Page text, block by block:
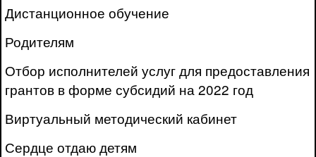
Дистанционное обучение
Родителям
Отбор исполнителей услуг для предоставления
грантов в форме субсидий на 2022 год
Виртуальный методический кабинет
Сердце отдаю детям